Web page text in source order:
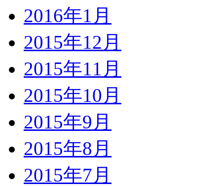
2016年1月
2015年12月
2015年11月
2015年10月
2015年9月
2015年8月
2015年7月